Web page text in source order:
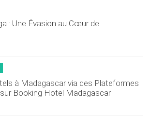
: Une Évasion au Cœur de
à Madagascar via des Plateformes
Booking Hotel Madagascar